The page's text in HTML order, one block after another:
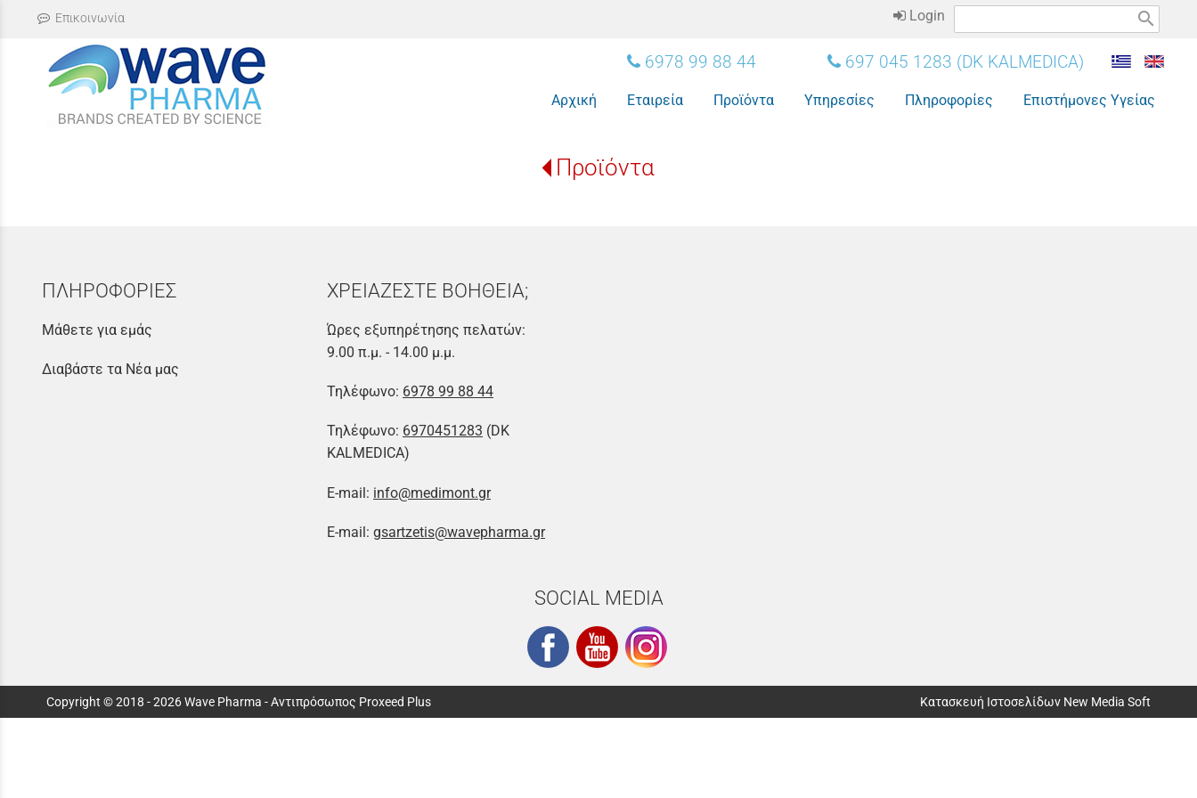
Επικοινωνία search
Login
6978 99 88 44 697 045 1283 (DK KALMEDICA)
Αρχική Εταιρεία Προϊόντα Υπηρεσίες Πληροφορίες Επιστήμονες Υγείας
Προϊόντα
ΠΛΗΡΟΦΟΡΙΕΣ
Μάθετε για εμάς
Διαβάστε τα Νέα μας
ΧΡΕΙΑΖΕΣΤΕ ΒΟΗΘΕΙΑ;
Ώρες εξυπηρέτησης πελατών:
9.00 π.μ. - 14.00 μ.μ.
Τηλέφωνο: 6978 99 88 44
Τηλέφωνο: 6970451283 (DK
KALMEDICA)
E-mail: info@medimont.gr
E-mail: gsartzetis@wavepharma.gr
SOCIAL MEDIA
Copyright © 2018 - 2026 Wave Pharma - Aντιπρόσωπος Proxeed Plus Κατασκευή Ιστοσελίδων New Media Soft